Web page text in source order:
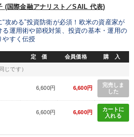
(国際金融アナリスト／SAIL 代表)
攻める”投資防衛が必須！欧米の資産家が
運用術や節税対策、投資の基本・運用の
やすく伝授
定 価 会員価格 購 入
じです）
6,600円 6,600円
完売しま
した
6,600円 6,600円
カートに
入れる